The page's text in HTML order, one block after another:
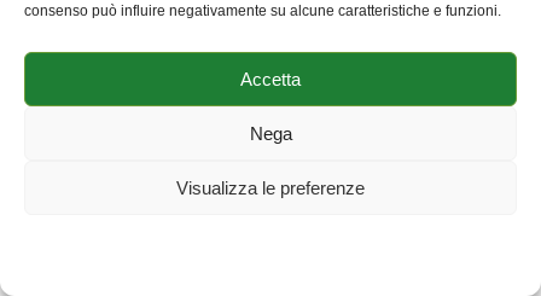
consenso può influire negativamente su alcune caratteristiche e funzioni.
Accetta
Nega
Visualizza le preferenze